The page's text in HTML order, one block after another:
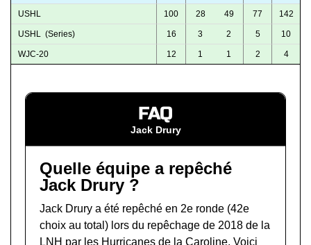
USHL 100 28 49 77 142
USHL (Series) 16 3 2 5 10
WJC-20 12 1 1 2 4
FAQ
Jack Drury
Quelle équipe a repêché
Jack Drury ?
Jack Drury a été repêché en 2e ronde (42e
choix au total) lors du repêchage de 2018 de la
LNH par les Hurricanes de la Caroline. Voici